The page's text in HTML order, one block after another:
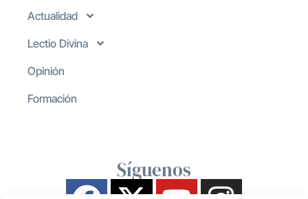
Actualidad
Lectio Divina
Opinión
Formación
Síguenos